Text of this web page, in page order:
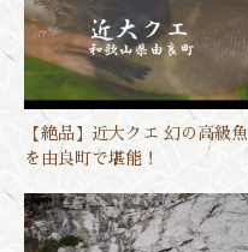
【絶品】近大クエ 幻の高級魚
を由良町で堪能！